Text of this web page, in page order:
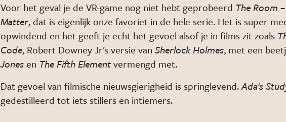
Voor het geval je de VR-game nog niet hebt geprobeerd The Room
Matter, dat is eigenlijk onze favoriet in de hele serie. Het is super
opwindend en het geeft je echt het gevoel alsof je in films zit zoals
Code, Robert Downey Jr's versie van Sherlock Holmes, met een
Jonesen The Fifth Elementvermengd met.
Dat gevoel van filmische nieuwsgierigheid is springlevend.Ada's
gedestilleerd tot iets stillers en intiemers.